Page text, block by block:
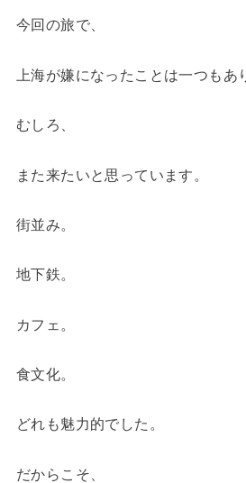
今回の旅で、
上海が嫌になったことは一つもあ
むしろ、
また来たいと思っています。
街並み。
地下鉄。
カフェ。
食文化。
どれも魅力的でした。
だからこそ、